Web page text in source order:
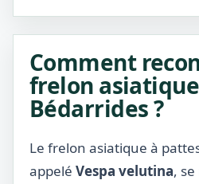
Comment
frelon
Bédarrides ?
Le frelon asiatique à
appelé Vespa velutina,